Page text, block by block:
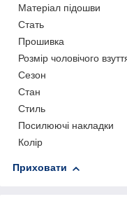
Матеріал підошви
Стать
Прошивка
Розмір чоловічого
Сезон
Стан
Стиль
Посилюючі накладки
Колір
Приховати